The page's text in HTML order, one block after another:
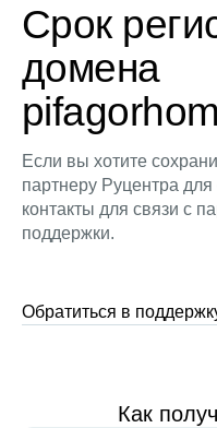
Срок
домена
Если вы хотите
партнеру Руцентра
контакты для связи с
поддержки.
Обратиться в
Как